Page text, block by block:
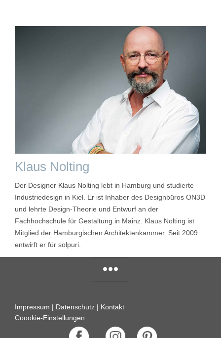
Klaus Nolting
Der Designer Klaus Nolting lebt in Hamburg und studierte
Industriedesign in Kiel. Er ist Inhaber des Designbüros ON3D
und lehrte Design-Theorie und Entwurf an der
Fachhochschule für Gestaltung in Mainz. Klaus Nolting ist
Mitglied der Hamburgischen Architektenkammer. Seit 2009
entwirft er für solpuri.
Impressum | Datenschutz | Kontakt
Coookie-Einstellungen